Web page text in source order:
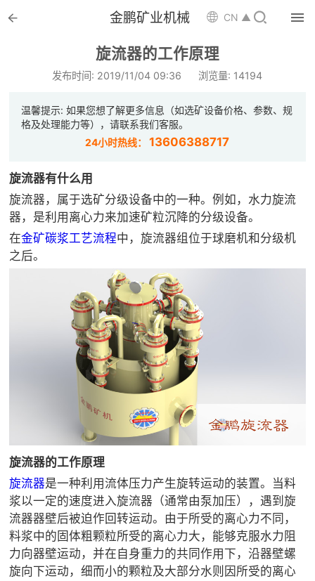
 金鹏矿业机械 CN ▲ 
旋流器的工作原理
发布时间: 2019/11/04 09:36 浏览量: 14194
温馨提示: 如果您想了解更多信息（如选矿设备价格、参数、规
格及处理能力等），请联系我们客服。
24小时热线：13606388717
旋流器有什么用
旋流器，属于选矿分级设备中的一种。例如，水力旋流
器，是利用离心力来加速矿粒沉降的分级设备。
在金矿碳浆工艺流程中，旋流器组位于球磨机和分级机
之后。
旋流器的工作原理
旋流器是一种利用流体压力产生旋转运动的装置。当料
浆以一定的速度进入旋流器（通常由泵加压），遇到旋
流器器壁后被迫作回转运动。由于所受的离心力不同，
料浆中的固体粗颗粒所受的离心力大，能够克服水力阻
力向器壁运动，并在自身重力的共同作用下，沿器壁螺
旋向下运动，细而小的颗粒及大部分水则因所受的离心

 选矿设备
 配件耗材

 案例中心
 服务体系
发展历程
 联系我们